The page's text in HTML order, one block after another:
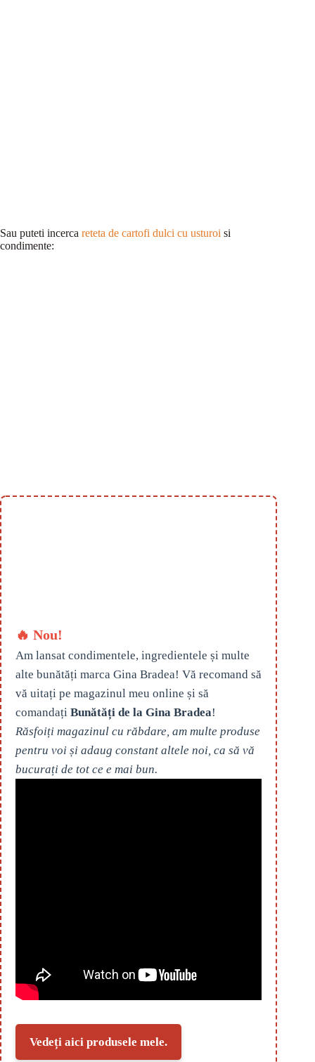
Sau puteti incerca reteta de cartofi dulci cu usturoi si
condimente:
🔥 Nou!
Am lansat condimentele, ingredientele și multe
alte bunătăți marca Gina Bradea! Vă recomand să
vă uitați pe magazinul meu online și să
comandați Bunătăți de la Gina Bradea!
Răsfoiți magazinul cu răbdare, am multe produse
pentru voi și adaug constant altele noi, ca să vă
bucurați de tot ce e mai bun.
Vedeți aici produsele mele.